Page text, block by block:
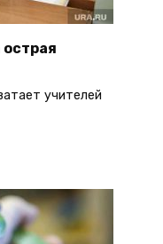
острая
учителей